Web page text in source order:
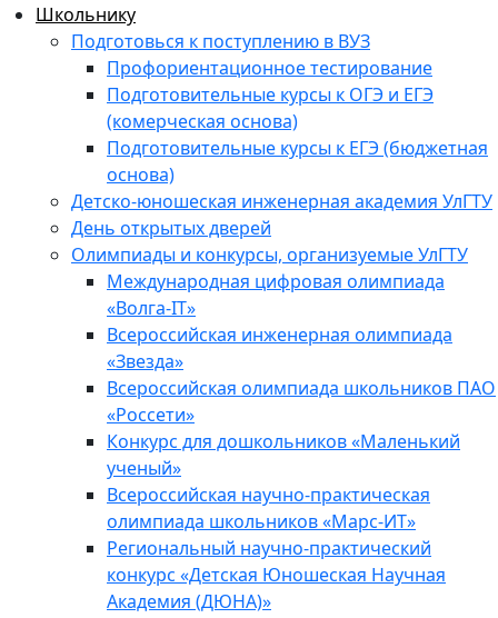
Школьнику
Подготовься к поступлению в ВУЗ
Профориентационное тестирование
Подготовительные курсы к ОГЭ и ЕГЭ
(комерческая основа)
Подготовительные курсы к ЕГЭ (бюджетная
основа)
Детско-юношеская инженерная академия УлГТУ
День открытых дверей
Олимпиады и конкурсы, организуемые УлГТУ
Международная цифровая олимпиада
«Волга-IT»
Всероссийская инженерная олимпиада
«Звезда»
Всероссийская олимпиада школьников ПАО
«Россети»
Конкурс для дошкольников «Маленький
ученый»
Всероссийская научно-практическая
олимпиада школьников «Марс-ИТ»
Региональный научно-практический
конкурс «Детская Юношеская Научная
Академия (ДЮНА)»